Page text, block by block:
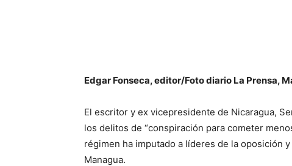
Edgar Fonseca, editor/Foto diario La Prensa,
El escritor y ex vicepresidente de Nicaragua,
los delitos de “conspiración para cometer
régimen ha imputado a líderes de la oposición
Managua.